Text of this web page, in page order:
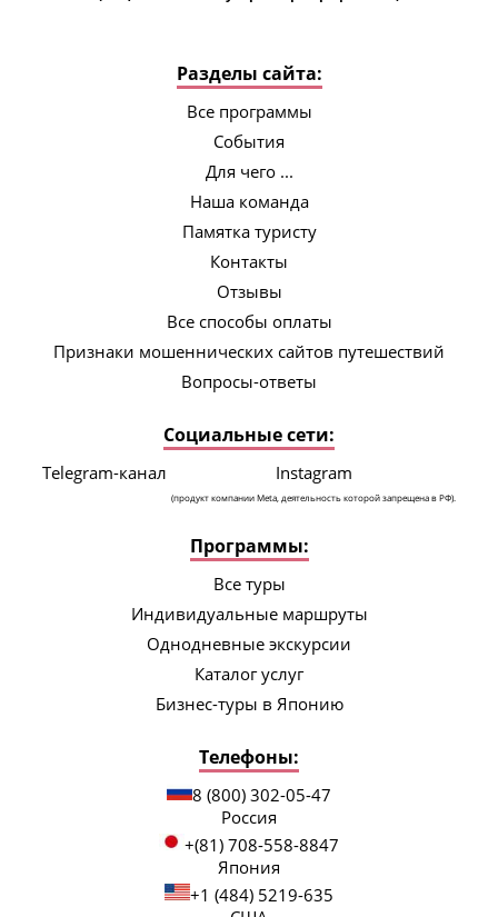
Разделы сайта:
Все программы
События
Для чего ...
Наша команда
Памятка туристу
Контакты
Отзывы
Все способы оплаты
Признаки мошеннических сайтов путешествий
Вопросы-ответы
Социальные сети:
Telegram-канал Instagram
(продукт компании Meta, деятельность которой запрещена в РФ).
Программы:
Все туры
Индивидуальные маршруты
Однодневные экскурсии
Каталог услуг
Бизнес-туры в Японию
Телефоны:
8 (800) 302-05-47
Россия
+(81) 708-558-8847
Япония
+1 (484) 5219-635